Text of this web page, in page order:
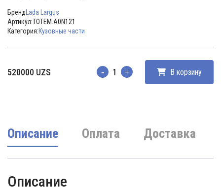
Бренд Lada Largus
Артикул:TOTEM.A0N121
Категория:Кузовные части
520000 UZS Количество В корзину
Описание Оплата Доставка
Описание